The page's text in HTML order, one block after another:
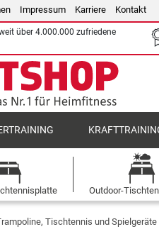
Impressum Karriere Kontakt
über 4.000.000 zufriedene
Outdoor-
Tischtennis und Spielgeräte